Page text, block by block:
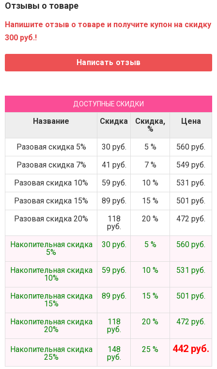
Отзывы о товаре
Напишите отзыв о товаре и получите купон на скидку
300 руб.!
ДОСТУПНЫЕ СКИДКИ
Название Скидка
Скидка,
%
Цена
Разовая скидка 5% 30 руб. 5 %
560 руб.
Разовая скидка 7%
41 руб. 7 %
549 руб.
Разовая скидка 10%
59 руб. 10 %
531 руб.
Разовая скидка 15%
89 руб. 15 %
501 руб.
Разовая скидка 20%
118
руб.
20 % 472 руб.
Накопительная скидка
5%
30 руб. 5 % 560 руб.
Накопительная скидка
10%
59 руб. 10 % 531 руб.
Накопительная скидка
15%
89 руб. 15 % 501 руб.
Накопительная скидка
20%
118
руб.
20 % 472 руб.
Накопительная скидка
25%
148
руб.
25 % 442 руб.